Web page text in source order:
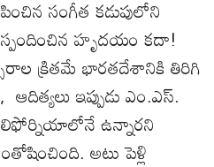
సంగీత కడుపులోని
స్పందించిన హృదయం కదా!
క్రితమే భారతదేశానికితిరిగి
, ఆదిత్యలు ఇప్పుడుఎం.ఎస్.
ఉన్నారని
. అటుపెళ్లి